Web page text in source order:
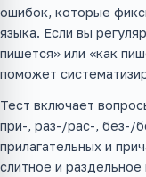
ошибок, которые
языка. Если вы
пишется» или «как
поможет
Тест включает
при-, раз-/рас-, без-/
прилагательных и
слитное и раздельное